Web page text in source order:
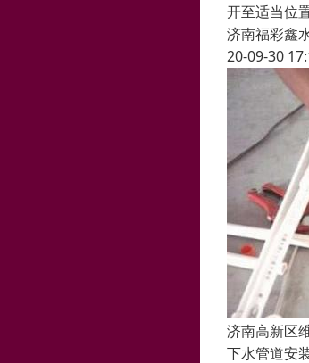
开至适当位
济南福彩鑫
20-09-30
济南高新区
下水管道安